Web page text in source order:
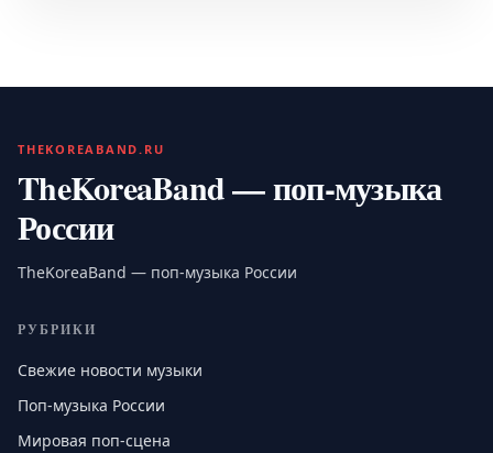
THEKOREABAND.RU
TheKoreaBand — поп-музыка
России
TheKoreaBand — поп-музыка России
РУБРИКИ
Свежие новости музыки
Поп-музыка России
Мировая поп-сцена